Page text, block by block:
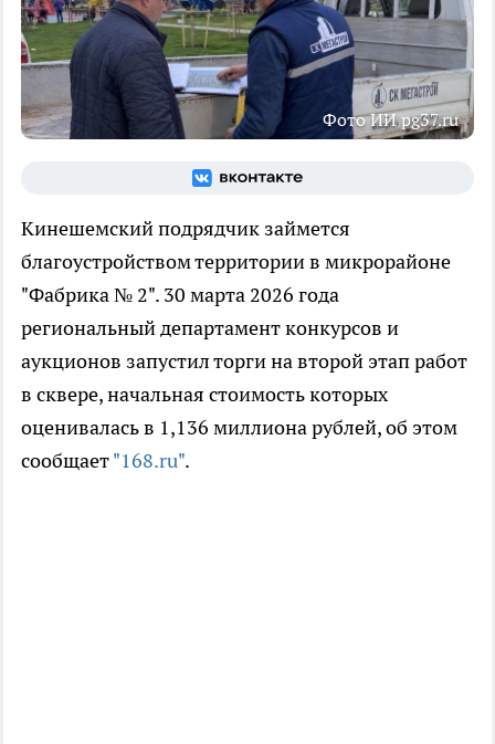
Фото ИИ pg37.ru
Кинешемский подрядчик займется
благоустройством территории в микрорайоне
"Фабрика № 2". 30 марта 2026 года
региональный департамент конкурсов и
аукционов запустил торги на второй этап работ
в сквере, начальная стоимость которых
оценивалась в 1,136 миллиона рублей, об этом
сообщает"168.ru".